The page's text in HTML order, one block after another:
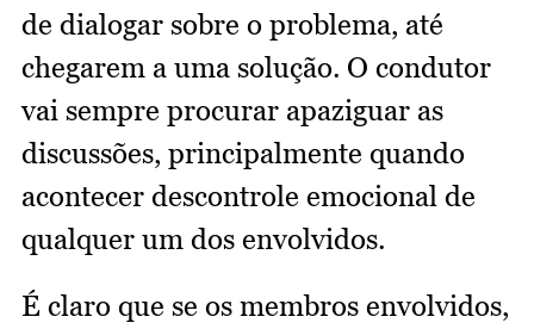
de dialogar sobre o problema, até
chegarem a uma solução. O condutor
vai sempre procurar apaziguar as
discussões, principalmente quando
acontecer descontrole emocional de
qualquer um dos envolvidos.
É claro que se os membros envolvidos,